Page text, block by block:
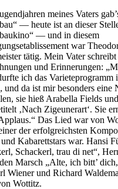
meines Vaters
— heute ist an dieser
— und in diesem
war
tätig. Mein Vater schreibt
und Erinnerungen:
ich das Varieteprogramm
und da ist mir besonders eine
sie hieß Arabella Fields
‚Nach Zigeunerart‘. Sie
Das Lied war von
der erfolgreichsten
Kabarettstars war. Hansi
Schackerl, trau di net“,
Marsch „Alte, ich bitt’
Wiener und Richard
Wottitz.